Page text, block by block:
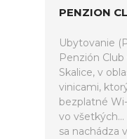
PENZION
Ubytovanie
Penzión
Skalice, v
vinicami,
bezplatné
vo
sa nachádza